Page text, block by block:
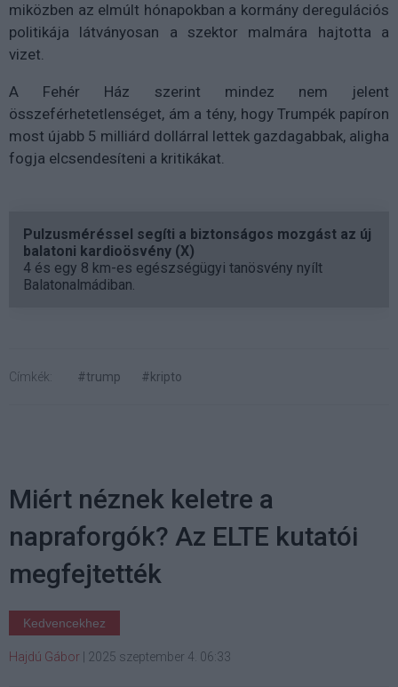
miközben az elmúlt hónapokban a kormány deregulációs
politikája látványosan a szektor malmára hajtotta a
vizet.
A Fehér Ház szerint mindez nem jelent
összeférhetetlenséget, ám a tény, hogy Trumpék papíron
most újabb 5 milliárd dollárral lettek gazdagabbak, aligha
fogja elcsendesíteni a kritikákat.
Pulzusméréssel segíti a biztonságos mozgást az új
balatoni kardioösvény (X)
4 és egy 8 km-es egészségügyi tanösvény nyílt
Balatonalmádiban.
Címkék: #trump #kripto
Miért néznek keletre a
napraforgók? Az ELTE kutatói
megfejtették
Kedvencekhez
Hajdú Gábor 2025 szeptember 4. 06:33